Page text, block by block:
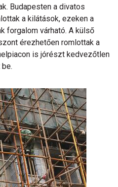
Budapesten a divatos
a kilátások, ezeken a
forgalom várható. A külső
érezhetően romlottak a
is jórészt kedvezőtlen